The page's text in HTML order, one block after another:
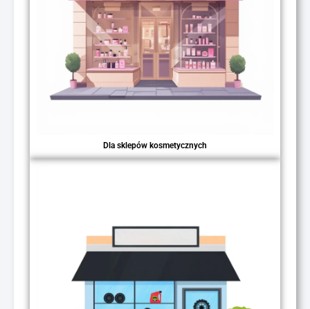
Dla sklepów kosmetycznych